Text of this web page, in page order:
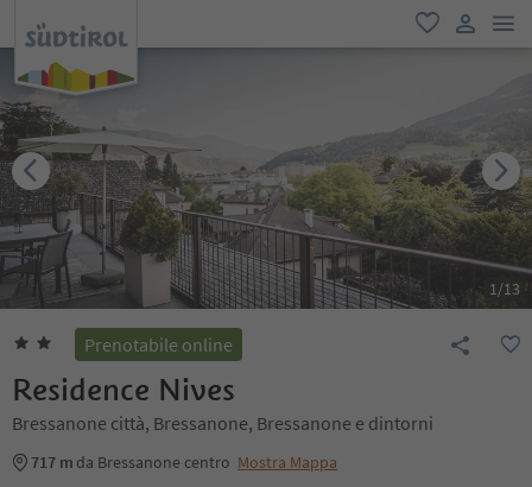
favoriti
user link
1/13
Prenotabile online
Residence Nives
Bressanone città, Bressanone, Bressanone e dintorni
717 m da Bressanone centro Mostra Mappa